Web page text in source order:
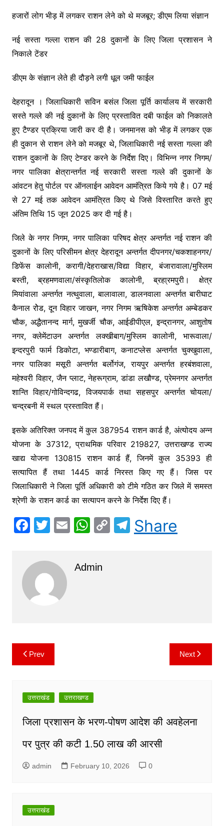
हजारों लोग भीड़ में लगकर राशन लेने को थे मजबूर; डीएम लिया संज्ञान
नई सस्ता गल्ला राशन की 28 दुकानों के लिए जिला प्रशासन ने
निकाले टेंडर
डीएम के संज्ञान लेते ही दौड़ने लगी धूल जमी फाईल
देहरादून । जिलाधिकारी सविन बसंल जिला पूर्ति कार्यालय में सरकारी
सस्ते गल्ले की नई दुकानों के लिए प्रस्तावित दबी फाईल को निकालते
हुए टैण्डर प्रक्रिया जारी कर दी है। जनमानस को भीड़ में लगकर एक
ही दुकान से राशन लेने को मजबूर थे, जिलाधिकारी नई सस्ता गल्ला की
राशन दुकानों के लिए टेण्डर करने के निर्देश दिए। विभिन्न नगर निगम/
नगर पालिका क्षेत्रान्तर्गत नई सरकारी सस्ता गल्ले की दुकानों के
आंवटन हेतु पोर्टल पर ऑनलाईन आवेदन आमंत्रित किये गये है। 07 मई
से 27 मई तक आवेदन आमंत्रित किए थे जिसे विस्तारित करते हुए
अंतिम तिथि 15 जून 2025 कर दी गई है।
जिले के नगर निगम, नगर पालिका परिषद क्षेत्र अन्तर्गत नई राशन की
दुकानों के लिए परिसीमन क्षेत्र देहरादून अन्तर्गत दीपनगर/चकशाहनगर/
डिफेंस कालोनी, करागी/देहराखास/विद्या विहार, बंजारावाला/मुस्लिम
बस्ती, ब्रहमणवाला/संस्कृतिलोक कालोनी, ब्रहा्रमपुरी। क्षेत्र
मियांवाला अन्तर्गत नत्थुवाला, बालावाला, डालनवाला अन्तर्गत बारीघाट
कैनाल रोेड, दून विहार जाखन, नगर निगम ऋषिकेश अन्तर्गत अम्बेडकर
चौक, अद्धैतानन्द मार्ग, मुखर्जी चौक, आईडीपीएल, इन्द्रानगर, आशुतोष
नगर, क्लेमेंटाउन अन्तर्गत लक्खीबाग/मुस्लिम कालोनी, भारूवाला/
इन्दरपुरी फार्म डिकोटा, भण्डारीबाग, कनाटप्लेस अन्तर्गत चुक्खुवाला,
नगर पालिका मसूरी अन्तर्गत बर्लोगंज, रायपुर अन्तर्गत हरबंशवाला,
महेश्वरी विहार, जैन प्लाट, नेहरूग्राम, डांडा लखौण्ड, प्रेमनगर अन्तर्गत
शान्ति विहार/गोविन्दगढ, विजयपार्क तथा सहसपुर अन्तर्गत चोयला/
चन्द्रबनी में स्थल प्रस्तावित हैं।
इसके अतिरिक्त जनपद में कुल 387954 राशन कार्ड है, अंत्योदय अन्न
योजना के 37312, प्राथमिक परिवार 219827, उत्तराखण्ड राज्य
खाद्य योजना 130815 राशन कार्ड हैं, जिनमें कुल 35393 ही
सत्यापित हैं तथा 1445 कार्ड निरस्त किए गए हैं। जिस पर
जिलाधिकारी ने जिला पूर्ति अधिकारी को टीमे गठित कर जिले में समस्त
श्रेणी के राशन कार्ड का सत्यापन करने के निर्देश दिए हैं।
F
c
e
b
o
T
itt
er
E W
s
C T
el
Share
Admin
Post
navigation
Prev Next
उत्तराखंड उत्तराखण्ड
जिला प्रशासन के भरण-पोषण आदेश की अवहेलना
पर पुत्र की कटी 1.50 लाख की आरसी
admin February 10, 2026 0
उत्तराखंड